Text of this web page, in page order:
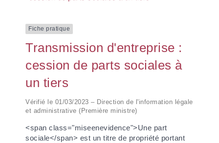
Fiche pratique
Transmission d'entreprise :
cession de parts sociales à
un tiers
Vérifié le 01/03/2023 – Direction de l'information légale
et administrative (Première ministre)
<span class="miseenevidence">Une part
sociale</span> est un titre de propriété portant